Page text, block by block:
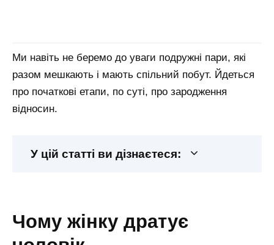
Ми навіть не беремо до уваги подружні пари, які
разом мешкають і мають спільний побут. Йдеться
про початкові етапи, по суті, про зародження
відносин.
У цій статті ви дізнаєтеся:
чому жінку дратує